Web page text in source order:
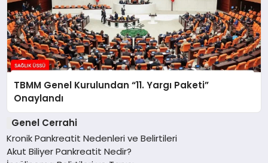
TBMM Genel Kurulundan “11. Yargı Paketi”
Onaylandı
Genel Cerrahi
Kronik Pankreatit Nedenleri ve Belirtileri
Akut Biliyer Pankreatit Nedir?